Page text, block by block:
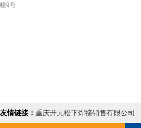
幢9号
友情链接： 重庆开元松下焊接销售有限公司